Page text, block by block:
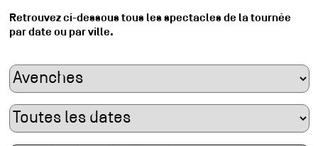
Partner-Event
Accueillir le Summer Tour / Summer Tour begrüssen
Contact
Retrouvez ci-dessous tous les spectacles de la tournée
par date ou par ville.